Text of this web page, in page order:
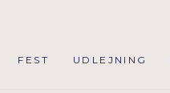
FEST UDLEJNING